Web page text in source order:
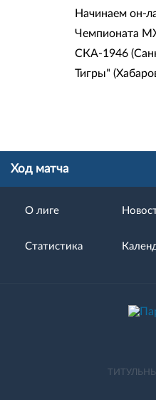
Начинаем он-
Чемпионата
СКА-1946
Тигры"
Ход матча
О лиге
Статистика